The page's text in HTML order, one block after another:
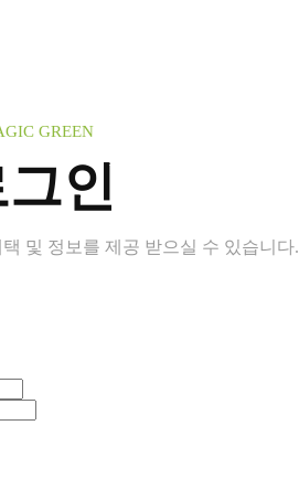
GREEN
인
및 정보를 제공 받으실 수 있습니다.